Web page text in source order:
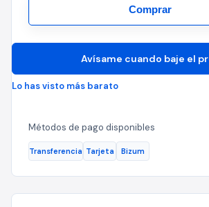
Comprar
Avísame cuando baje el
Lo has visto más barato
Métodos de pago disponibles
Transferencia Tarjeta Bizum